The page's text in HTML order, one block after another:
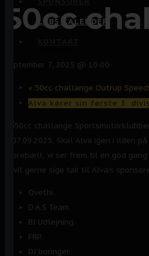
LØBS KALENDER
50cc
september 7, 2025 @ 10:00
« 50cc challange Outrup
Alva kører sin første 3.
D.07.09.2025, Skal Alva igen i
storebælt, vi ser frem til en god gang
Vi vil gerne sige tak til Alva’s
Ovethi.
D.A.S Team.
BJ Udlejning.
FRP.
DJ boringer.